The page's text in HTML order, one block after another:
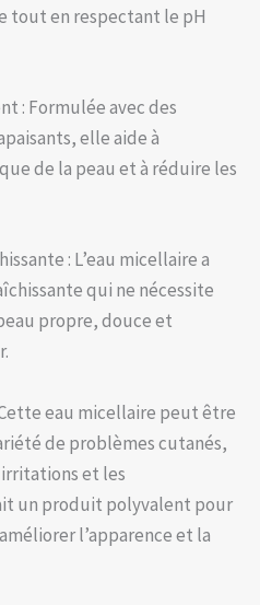
tout en respectant le pH
: Formulée avec des
elle aide à
de la peau et à réduire les
: L’eau micellaire a
qui ne nécessite
propre, douce et
eau micellaire peut être
de problèmes cutanés,
et les
un produit polyvalent pour
l’apparence et la